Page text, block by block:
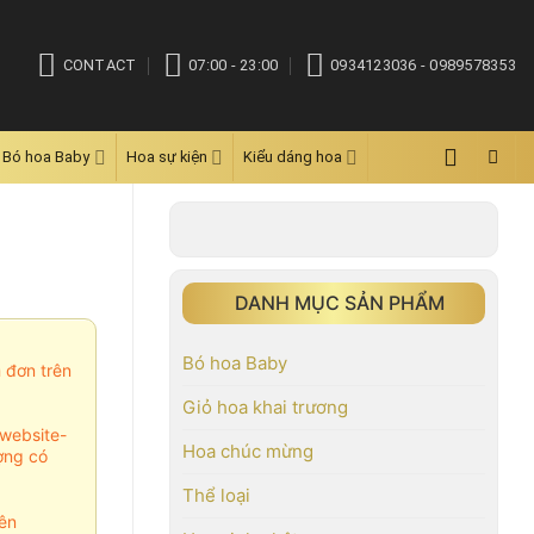
CONTACT 07:00 - 23:00 0934123036 - 0989578353
Bó hoa Baby Hoa sự kiện Kiểu dáng hoa
DANH MỤC SẢN PHẨM
Bó hoa Baby
Giỏ hoa khai trương
Hoa chúc mừng
Thể loại
đơn trên
có